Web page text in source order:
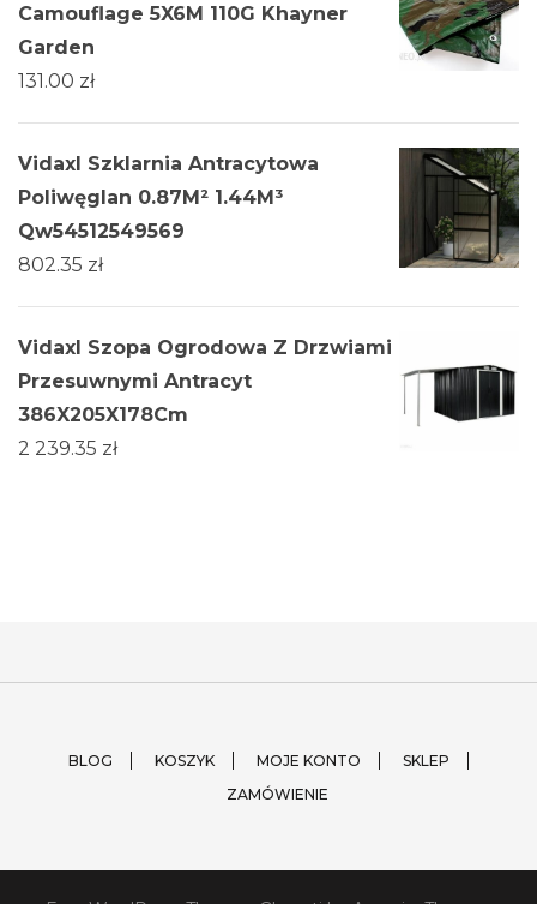
Camouflage 5X6M 110G Khayner
Garden
131.00 zł
Vidaxl Szklarnia Antracytowa
Poliwęglan 0.87M² 1.44M³
Qw54512549569
802.35 zł
Vidaxl Szopa Ogrodowa Z Drzwiami
Przesuwnymi Antracyt
386X205X178Cm
2 239.35 zł
BLOG KOSZYK MOJE KONTO
SKLEP
ZAMÓWIENIE